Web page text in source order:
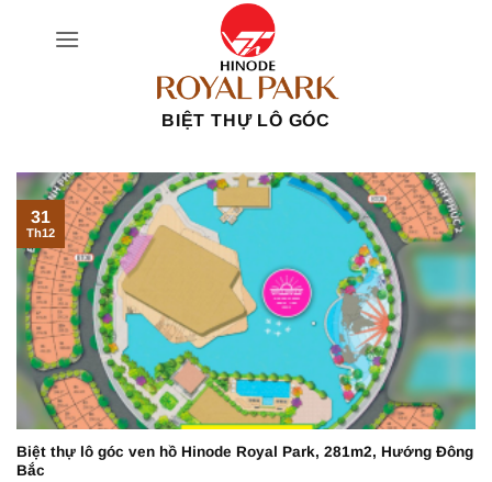
BIỆT THỰ LÔ GÓC
Biệt thự lô góc ven hồ Hinode Royal Park, 281m2, Hướng Đông
Bắc
31
Th12